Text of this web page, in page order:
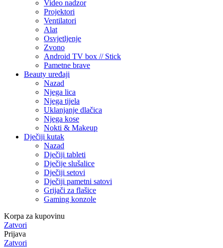
Video nadzor
Projektori
Ventilatori
Alat
Osvjetljenje
Zvono
Android TV box // Stick
Pametne brave
Beauty uređaji
Nazad
Njega lica
Njega tijela
Uklanjanje dlačica
Njega kose
Nokti & Makeup
Dječiji kutak
Nazad
Dječiji tableti
Dječije slušalice
Dječiji setovi
Dječiji pametni satovi
Grijači za flašice
Gaming konzole
Korpa za kupovinu
Zatvori
Prijava
Zatvori